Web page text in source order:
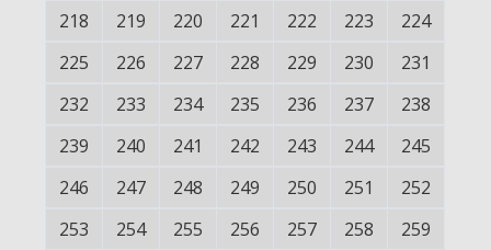
218
219 220 221 222 223
224
225
226 227 228 229 230
231
232
233 234 235 236 237
238
239
240 241 242 243 244
245
246
247 248 249 250 251
252
253
254 255 256 257 258
259